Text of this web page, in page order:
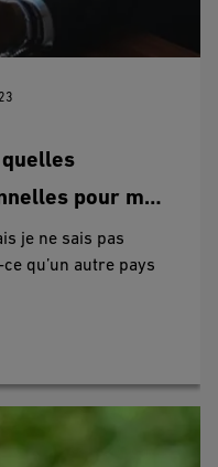
pour moi
je ne sais pas
qu’un autre pays